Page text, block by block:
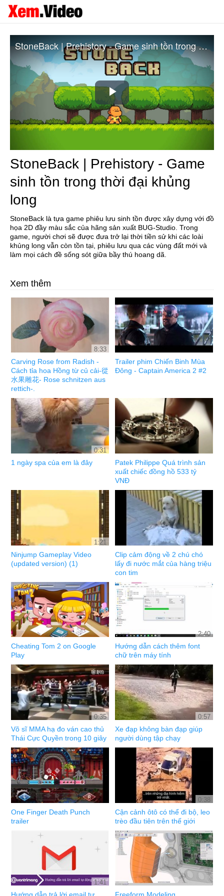
Play
Video
StoneBack | Prehistory - Game sinh tồn trong thời đại khủng long
StoneBack | Prehistory - Game
sinh tồn trong thời đại khủng
long
StoneBack là tựa game phiêu lưu sinh tồn được xây dựng với đồ
họa 2D đầy màu sắc của hãng sản xuất BUG-Studio. Trong
game, người chơi sẽ được đưa trở lại thời tiền sử khi các loài
khủng long vẫn còn tồn tại, phiêu lưu qua các vùng đất mới và
làm mọi cách đề sống sót giữa bầy thú hoang dã.
Xem thêm
8:33
Carving Rose from Radish -
Cách tỉa hoa Hồng từ củ cải-從
水果雕花- Rose schnitzen aus
rettich-.
Trailer phim Chiến Binh Mùa
Đông - Captain America 2 #2
0:31
1 ngày spa của em là đây
Patek Philippe Quá trình sản
xuất chiếc đồng hồ 533 tỷ
VNĐ
1:21
Ninjump Gameplay Video
(updated version) (1)
Clip cảm động về 2 chú chó
lấy đi nước mắt của hàng triệu
con tim
Cheating Tom 2 on Google
Play
2:40
Hướng dẫn cách thêm font
chữ trên máy tính
0:35
Võ sĩ MMA hạ đo ván cao thủ
Thái Cực Quyền trong 10 giây
0:57
Xe đạp không bàn đạp giúp
người dùng tập chạy
One Finger Death Punch
trailer
0:38
Cận cảnh ôtô có thể đi bộ, leo
trèo đầu tiên trên thế giới
1:41